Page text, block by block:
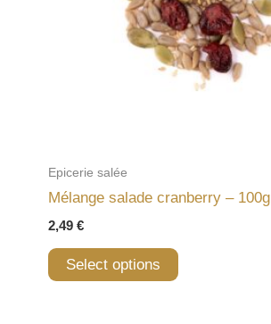
Epicerie salée
Mélange salade cranberry – 100g
2,49 €
Select options